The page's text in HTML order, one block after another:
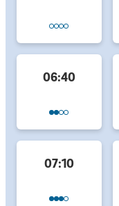
06:40
07:10